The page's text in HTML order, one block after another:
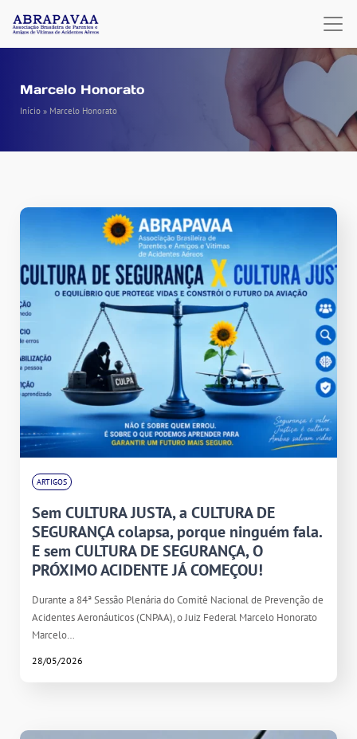
Marcelo Honorato
Início » Marcelo Honorato
ARTIGOS
Sem CULTURA JUSTA, a CULTURA DE
SEGURANÇA colapsa, porque ninguém fala.
E sem CULTURA DE SEGURANÇA, O
PRÓXIMO ACIDENTE JÁ COMEÇOU!
Durante a 84ª Sessão Plenária do Comitê Nacional de Prevenção de
Acidentes Aeronáuticos (CNPAA), o Juiz Federal Marcelo Honorato
Marcelo…
28/05/2026